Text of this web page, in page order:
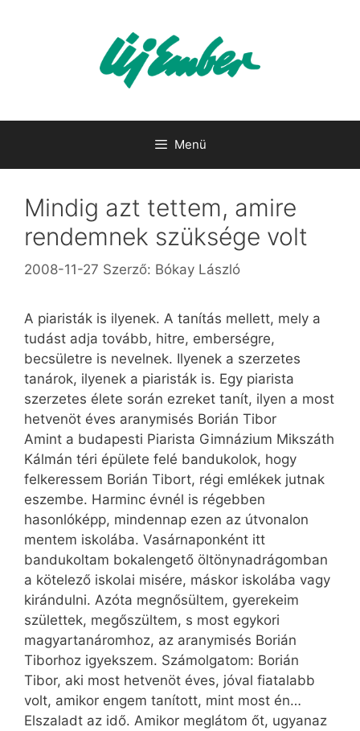
Menü
Mindig azt tettem, amire
rendemnek szüksége volt
2008-11-27 Szerző: Bókay László
A piaristák is ilyenek. A tanítás mellett, mely a
tudást adja tovább, hitre, emberségre,
becsületre is nevelnek. Ilyenek a szerzetes
tanárok, ilyenek a piaristák is. Egy piarista
szerzetes élete során ezreket tanít, ilyen a most
hetvenöt éves aranymisés Borián Tibor
Amint a budapesti Piarista Gimnázium Mikszáth
Kálmán téri épülete felé bandukolok, hogy
felkeressem Borián Tibort, régi emlékek jutnak
eszembe. Harminc évnél is régebben
hasonlóképp, mindennap ezen az útvonalon
mentem iskolába. Vasárnaponként itt
bandukoltam bokalengető öltönynadrágomban
a kötelező iskolai misére, máskor iskolába vagy
kirándulni. Azóta megnősültem, gyerekeim
születtek, megőszültem, s most egykori
magyartanáromhoz, az aranymisés Borián
Tiborhoz igyekszem. Számolgatom: Borián
Tibor, aki most hetvenöt éves, jóval fiatalabb
volt, amikor engem tanított, mint most én…
Elszaladt az idő. Amikor meglátom őt, ugyanaz